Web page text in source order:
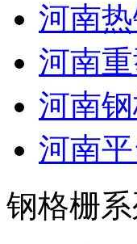
河南
河南
河南
河南
钢格栅系